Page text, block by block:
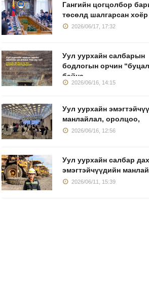
Гангийн цогцолбор
төсөлд шалгарсан хоёр
2026/06/17, 17:32
Уул уурхайн салбарын
бодлогын орчин
байна
2026/06/16, 14:15
Уул уурхайн
манлайлал, оролцоо,
2026/06/16, 12:56
Уул уурхайн салбар
эмэгтэйчүүдийн
2026/06/11, 15:39